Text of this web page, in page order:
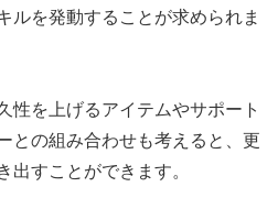
ルを発動することが求められま
性を上げるアイテムやサポート
との組み合わせも考えると、更
出すことができます。